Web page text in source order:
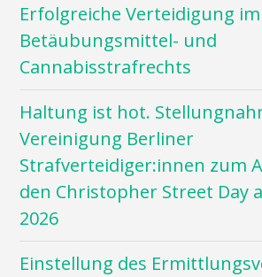
Erfolgreiche Verteidigung
Betäubungsmittel- und
Cannabisstrafrechts
Haltung ist hot.
Vereinigung Berliner
Strafverteidiger:innen zum
den Christopher Street Day
2026
Einstellung des